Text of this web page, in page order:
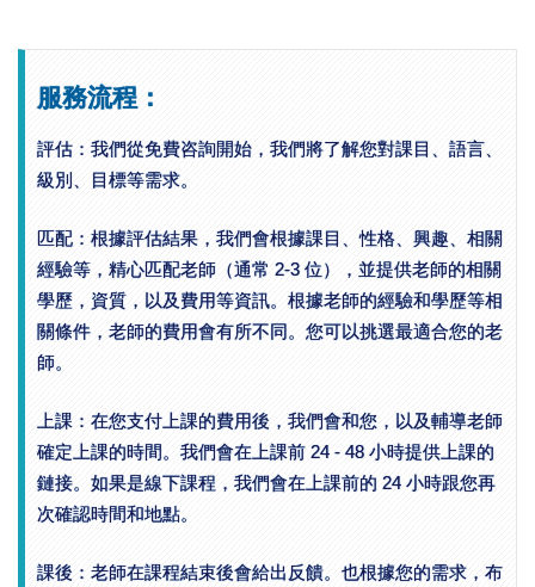
服務流程：
評估：我們從免費咨詢開始，我們將了解您對課目、語言、
級別、目標等需求。
匹配：根據評估結果，我們會根據課目、性格、興趣、相關
經驗等，精心匹配老師（通常 2-3 位），並提供老師的相關
學歷，資質，以及費用等資訊。根據老師的經驗和學歷等相
關條件，老師的費用會有所不同。您可以挑選最適合您的老
師。
上課：在您支付上課的費用後，我們會和您，以及輔導老師
確定上課的時間。我們會在上課前 24 - 48 小時提供上課的
鏈接。如果是線下課程，我們會在上課前的 24 小時跟您再
次確認時間和地點。
課後：老師在課程結束後會給出反饋。也根據您的需求，布